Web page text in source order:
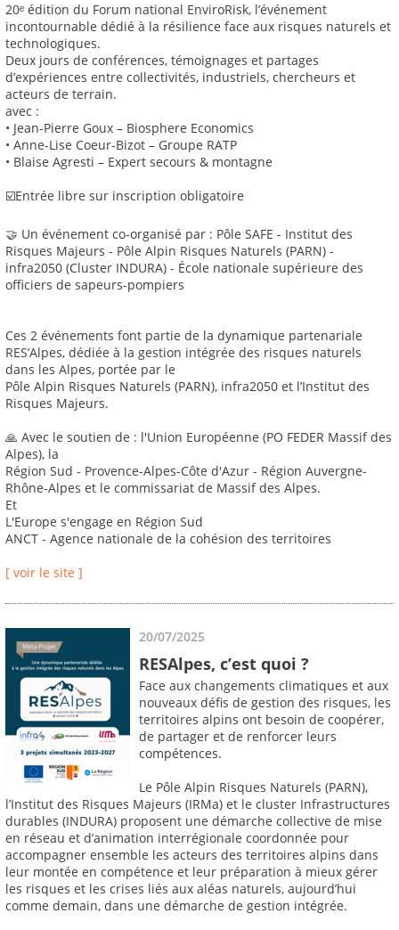
20ᵉ édition du Forum national EnviroRisk, l’événement
incontournable dédié à la résilience face aux risques naturels et
technologiques.
Deux jours de conférences, témoignages et partages
d’expériences entre collectivités, industriels, chercheurs et
acteurs de terrain.
avec :
• Jean-Pierre Goux – Biosphere Economics
• Anne-Lise Coeur-Bizot – Groupe RATP
• Blaise Agresti – Expert secours & montagne
☑️Entrée libre sur inscription obligatoire
🤝 Un événement co-organisé par : Pôle SAFE - Institut des
Risques Majeurs - Pôle Alpin Risques Naturels (PARN) -
infra2050 (Cluster INDURA) - École nationale supérieure des
officiers de sapeurs-pompiers
Ces 2 événements font partie de la dynamique partenariale
RES’Alpes, dédiée à la gestion intégrée des risques naturels
dans les Alpes, portée par le
Pôle Alpin Risques Naturels (PARN), infra2050 et l’Institut des
Risques Majeurs.
🙏 Avec le soutien de : l'Union Européenne (PO FEDER Massif des
Alpes), la
Région Sud - Provence-Alpes-Côte d'Azur - Région Auvergne-
Rhône-Alpes et le commissariat de Massif des Alpes.
Et
L'Europe s'engage en Région Sud
ANCT - Agence nationale de la cohésion des territoires
[ voir le site ]
20/07/2025
RESAlpes, c’est quoi ?
Face aux changements climatiques et aux
nouveaux défis de gestion des risques, les
territoires alpins ont besoin de coopérer,
de partager et de renforcer leurs
compétences.
Le Pôle Alpin Risques Naturels (PARN),
l’Institut des Risques Majeurs (IRMa) et le cluster Infrastructures
durables (INDURA) proposent une démarche collective de mise
en réseau et d’animation interrégionale coordonnée pour
accompagner ensemble les acteurs des territoires alpins dans
leur montée en compétence et leur préparation à mieux gérer
les risques et les crises liés aux aléas naturels, aujourd’hui
comme demain, dans une démarche de gestion intégrée.